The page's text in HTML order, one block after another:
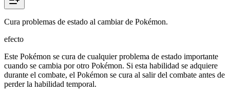
Cura problemas de estado al cambiar de Pokémon.
efecto
Este Pokémon se cura de cualquier problema de estado importante
cuando se cambia por otro Pokémon. Si esta habilidad se adquiere
durante el combate, el Pokémon se cura al salir del combate antes de
perder la habilidad temporal.